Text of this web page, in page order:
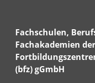
Fachschulen,
Fachakademien
(bfz) gGmbH